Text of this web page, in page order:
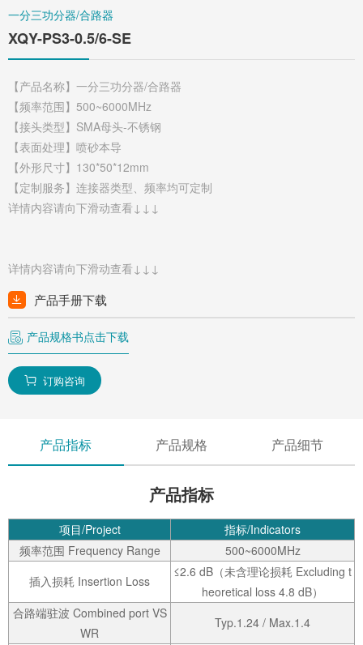
一分三功分器/合路器
XQY-PS3-0.5/6-SE
【产品名称】一分三功分器/合路器
【频率范围】500~6000MHz
【接头类型】SMA母头-不锈钢
【表面处理】喷砂本导
【外形尺寸】130*50*12mm
【定制服务】连接器类型、频率均可定制
详情内容请向下滑动查看↓↓↓
详情内容请向下滑动查看↓↓↓
产品手册下载
产品规格书点击下载
 订购咨询
产品指标 产品规格 产品细节
产品指标
项目/Project
指标/Indicators
频率范围 Frequency Range
500~6000MHz
插入损耗 Insertion Loss
≤2.6 dB（未含理论损耗 Excluding t
heoretical loss 4.8 dB）
合路端驻波 Combined port VS
WR
Typ.1.24 / Max.1.4